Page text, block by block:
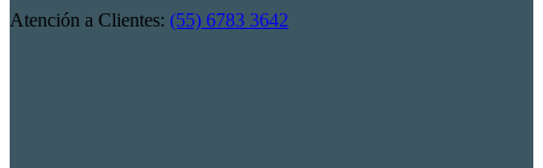
Atención a Clientes: (55) 6783 3642